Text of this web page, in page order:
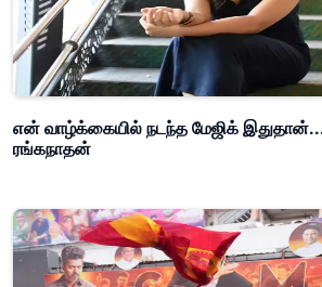
என் வாழ்க்கையில் நடந்த மேஜிக்
ரங்கநாதன்